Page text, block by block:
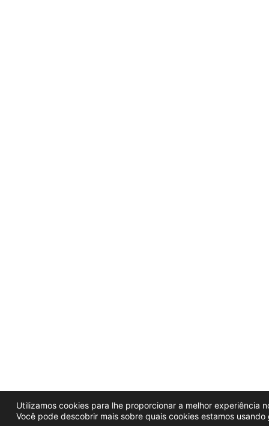
Utilizamos cookies para lhe proporcionar a melhor experiência
Você pode descobrir mais sobre quais cookies estamos usando